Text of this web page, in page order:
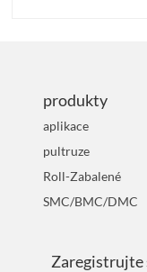
produkty
aplikace
pultruze
Roll-Zabalené
SMC/BMC/DMC
Zaregistrujte